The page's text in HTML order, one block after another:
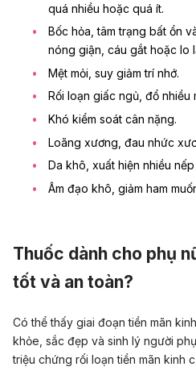
quá nhiều hoặc quá ít.
Bốc hỏa, tâm trạng bất ổn
nóng giận, cáu gắt hoặc lo
Mệt mỏi, suy giảm trí nhớ.
Rối loạn giấc ngủ, đổ nhiều
Khó kiểm soát cân nặng.
Loãng xương, đau nhức
Da khô, xuất hiện nhiều
Âm đạo khô, giảm ham
Thuốc dành cho phụ
tốt và an toàn?
Có thể thấy giai đoạn tiền mãn
khỏe, sắc đẹp và sinh lý người
triệu chứng rối loạn tiền mãn kinh